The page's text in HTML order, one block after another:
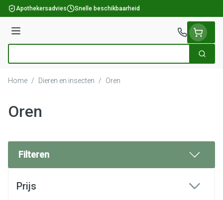
Ga naar de inhoud
Apothekersadvies Snelle beschikbaarheid
Menu
Zoek
Home / Dieren en insecten / Oren
Oren
Filteren
Prijs